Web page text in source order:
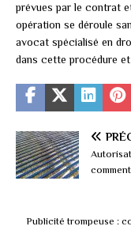
prévues par le contrat
opération se déroule
avocat spécialisé en
dans cette procédure
Publicité trompeuse :